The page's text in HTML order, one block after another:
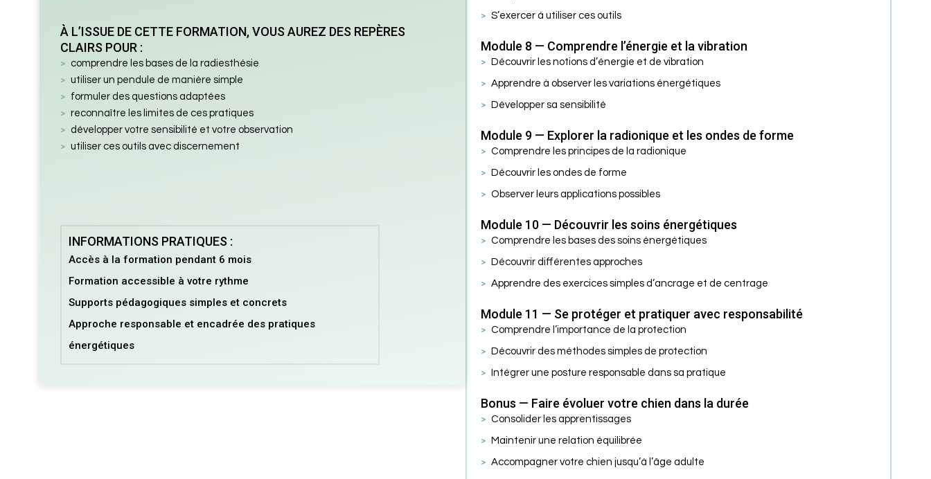
S’exercer à utiliser ces outils
Module 8 — Comprendre l’énergie et la vibration
Découvrir les notions d’énergie et de vibration
Apprendre à observer les variations énergétiques
Développer sa sensibilité
Module 9 — Explorer la radionique et les ondes de forme
Comprendre les principes de la radionique
Découvrir les ondes de forme
Observer leurs applications possibles
Module 10 — Découvrir les soins énergétiques
Comprendre les bases des soins énergétiques
Découvrir différentes approches
Apprendre des exercices simples d’ancrage et de centrage
Module 11 — Se protéger et pratiquer avec responsabilité
Comprendre l’importance de la protection
Découvrir des méthodes simples de protection
Intégrer une posture responsable dans sa pratique
Bonus — Faire évoluer votre chien dans la durée
Consolider les apprentissages
Maintenir une relation équilibrée
Accompagner votre chien jusqu’à l’âge adulte
À L’ISSUE DE CETTE FORMATION, VOUS AUREZ DES REPÈRES
CLAIRS POUR :
comprendre les bases de la radiesthésie
utiliser un pendule de manière simple
formuler des questions adaptées
reconnaître les limites de ces pratiques
développer votre sensibilité et votre observation
utiliser ces outils avec discernement
INFORMATIONS PRATIQUES :
Accès à la formation pendant 6 mois
Formation accessible à votre rythme
Supports pédagogiques simples et concrets
Approche responsable et encadrée des pratiques
énergétiques